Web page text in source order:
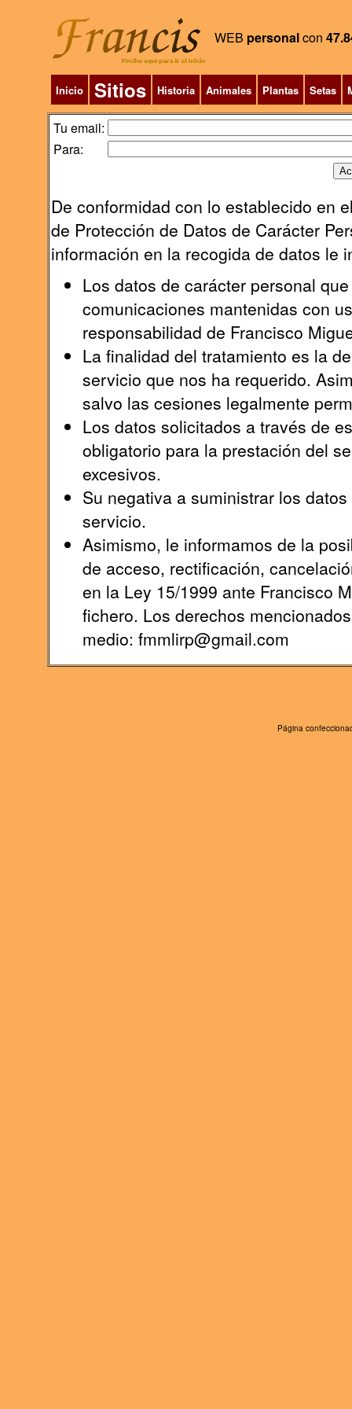
WEB personalcon
Inicio Sitios Historia Animales Plantas Setas
Tu email:
Para:
De conformidad con lo establecido en
de Protección de Datos de Carácter
información en la recogida de datos le
Los datos de carácter personal
comunicaciones mantenidas con
responsabilidad de Francisco
La finalidad del tratamiento es la
servicio que nos ha requerido.
salvo las cesiones legalmente
Los datos solicitados a través de
obligatorio para la prestación del
excesivos.
Su negativa a suministrar los
servicio.
Asimismo, le informamos de la
de acceso, rectificación,
en la Ley 15/1999 ante Francisco
fichero. Los derechos
medio: fmmlirp@gmail.com
Página